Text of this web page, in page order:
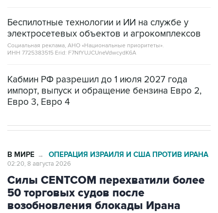
Беспилотные технологии и ИИ на службе у
электросетевых объектов и агрокомплексов
Социальная реклама, АНО «Национальные приоритеты».
ИНН 7725383515 Erid: F7NfYUJCUneVdwcydK6A
Кабмин РФ разрешил до 1 июля 2027 года
импорт, выпуск и обращение бензина Евро 2,
Евро 3, Евро 4
В МИРЕ → ОПЕРАЦИЯ ИЗРАИЛЯ И США ПРОТИВ ИРАНА
02:20, 8 августа 2026
Силы CENTCOM перехватили более
50 торговых судов после
возобновления блокады Ирана